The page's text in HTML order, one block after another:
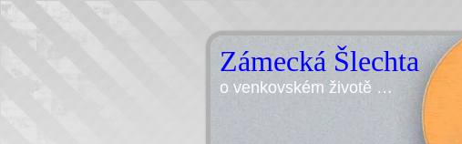
Zámecká Šlechta
o venkovském životě …